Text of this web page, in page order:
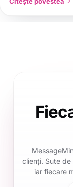
clienți. Sute
iar fiecare